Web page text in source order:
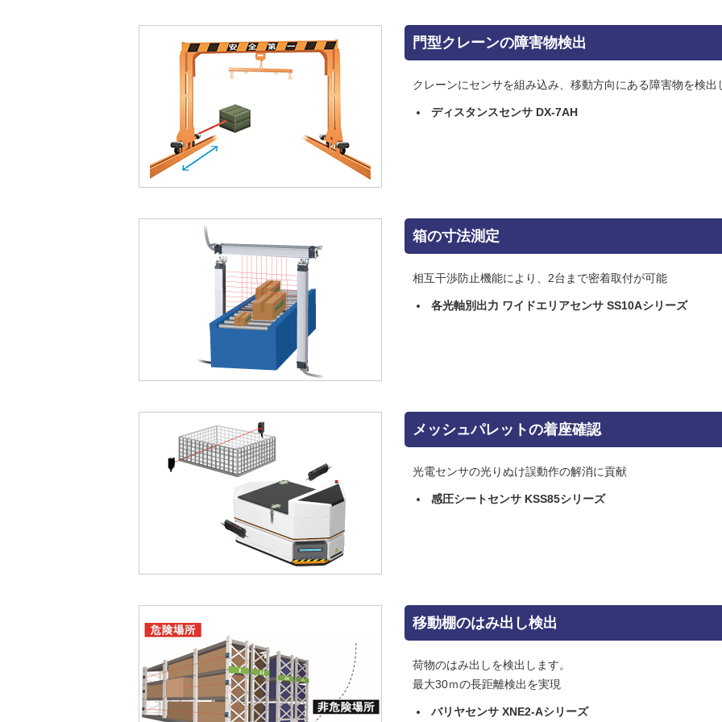
門型クレーンの障害物検出
クレーンにセンサを組み込み、移動方向にある障害物を検出
ディスタンスセンサ DX-7AH
箱の寸法測定
相互干渉防止機能により、2台まで密着取付が可能
各光軸別出力 ワイドエリアセンサ SS10Aシリーズ
メッシュパレットの着座確認
光電センサの光りぬけ誤動作の解消に貢献
感圧シートセンサ KSS85シリーズ
移動棚のはみ出し検出
荷物のはみ出しを検出します。
最大30ｍの長距離検出を実現
バリヤセンサ XNE2-Aシリーズ